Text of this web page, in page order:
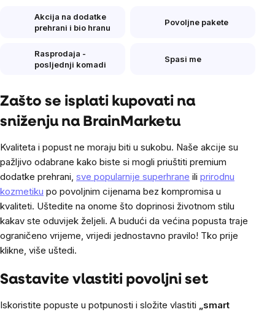
Akcija na dodatke
prehrani i bio hranu
Povoljne pakete
Rasprodaja -
posljednji komadi
Spasi me
Zašto se isplati kupovati na
sniženju na BrainMarketu
Kvaliteta i popust ne moraju biti u sukobu. Naše akcije su
pažljivo odabrane kako biste si mogli priuštiti premium
dodatke prehrani, sve popularnije superhrane ili prirodnu
kozmetiku po povoljnim cijenama bez kompromisa u
kvaliteti. Uštedite na onome što doprinosi životnom stilu
kakav ste oduvijek željeli. A budući da većina popusta traje
ograničeno vrijeme, vrijedi jednostavno pravilo! Tko prije
klikne, više uštedi.
Sastavite vlastiti povoljni set
Iskoristite popuste u potpunosti i složite vlastiti „smart